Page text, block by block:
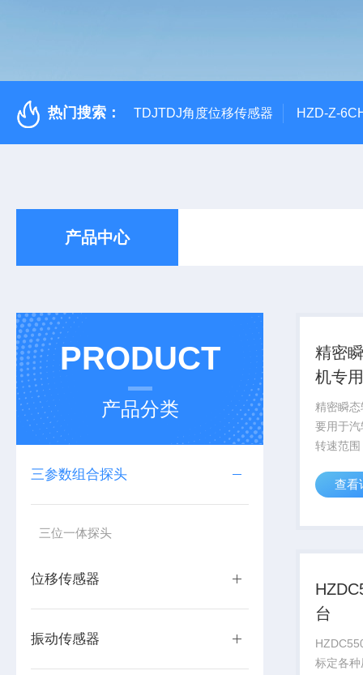
热门搜索： TDJTDJ角度位移传感器 HZD-Z-
产品中心
PRODUCT
产品分类
三参数组合探头
三位一体探头
位移传感器
振动传感器
精密
机专用
精密瞬
要用于
转速范
查看
台
标定各